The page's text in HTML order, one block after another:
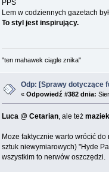
PPS
Lem w codziennych gazetach
To styl jest inspirujący.
"ten mahawek ciągle znika"
Odp: [Sprawy dotyczące
« Odpowiedź #382 dnia:
Luca @ Cetarian, ale też maziek
Moze faktycznie warto wrócić
sztuk niewymiarowych) "Hyde
wszystkim to nerwów oszczędzi.